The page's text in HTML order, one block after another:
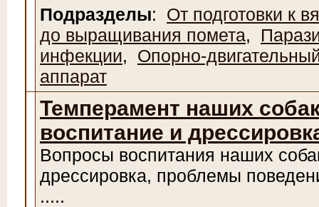
Подразделы:
От подготовки к
до выращивания помета,
инфекции,
Опорно-
аппарат
Темперамент наших
воспитание и
Вопросы воспитания наших
дрессировка, проблемы
.....